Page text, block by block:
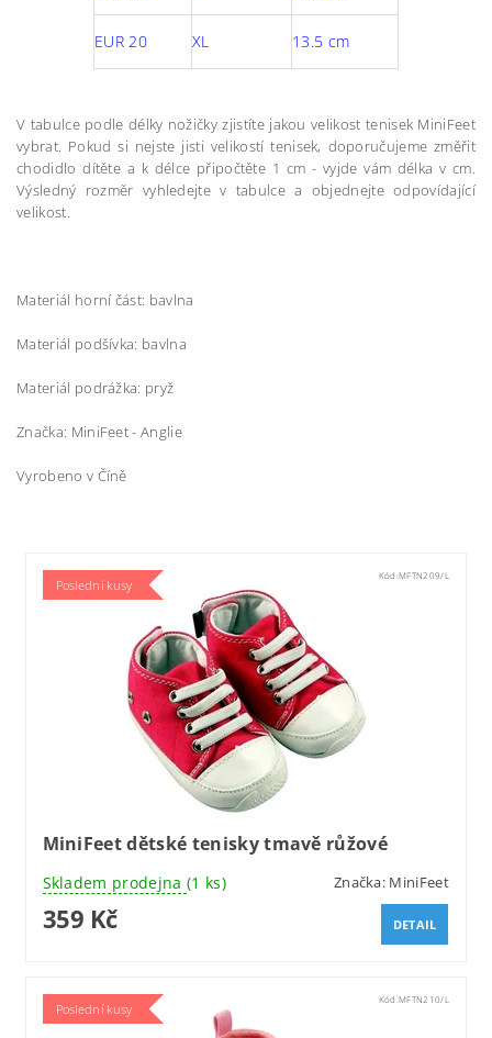
EUR 20 XL 13.5 cm
V tabulce podle délky nožičky zjistíte jakou velikost tenisek MiniFeet
vybrat. Pokud si nejste jisti velikostí tenisek, doporučujeme změřit
chodidlo dítěte a k délce připočtěte 1 cm - vyjde vám délka v cm.
Výsledný rozměr vyhledejte v tabulce a objednejte odpovídající
velikost.
Materiál horní část: bavlna
Materiál podšívka: bavlna
Materiál podrážka: pryž
Značka: MiniFeet - Anglie
Vyrobeno v Číně
Poslední kusy
Kód:MFTN209/L
MiniFeet dětské tenisky tmavě růžové
Skladem prodejna (1 ks) Značka: MiniFeet
359 Kč DETAIL
Poslední kusy
Kód:MFTN210/L